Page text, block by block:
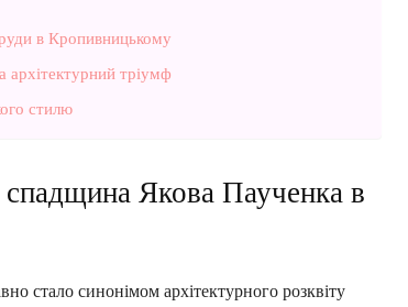
в Кропивницькому
архітектурний тріумф
стилю
спадщина Якова Паученка в
стало синонімом архітектурного розквіту